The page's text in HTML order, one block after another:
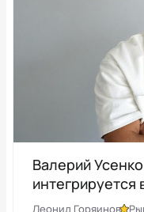
Валерий
Леонид Горяинов